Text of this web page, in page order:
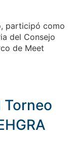
participó como
del Consejo
de Meet
Torneo